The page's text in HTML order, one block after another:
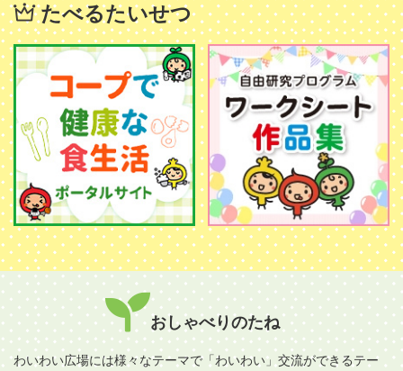
たべるたいせつ
おしゃべりのたね
わいわい広場には様々なテーマで「わいわい」交流ができるテー